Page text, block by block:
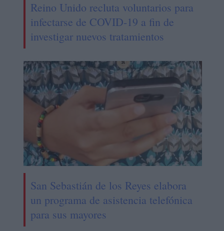
Reino Unido recluta voluntarios para
infectarse de COVID-19 a fin de
investigar nuevos tratamientos
San Sebastián de los Reyes elabora
un programa de asistencia telefónica
para sus mayores